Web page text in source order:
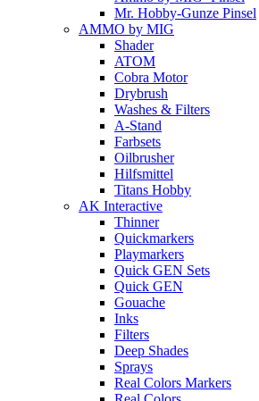
Mr. Hobby-Gunze Pinsel
AMMO by MIG
Shader
ATOM
Cobra Motor
Drybrush
Washes & Filters
A-Stand
Farbsets
Oilbrusher
Hilfsmittel
Titans Hobby
AK Interactive
Thinner
Quickmarkers
Playmarkers
Quick GEN Sets
Quick GEN
Gouache
Inks
Filters
Deep Shades
Sprays
Real Colors Markers